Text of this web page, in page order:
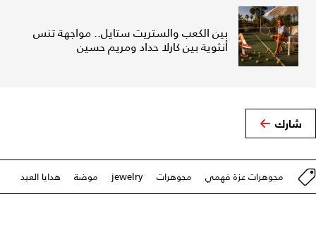
بين الكعب والستريت ستايل.. مواجهة تنس
أنثوية بين كارلا حداد ومريم حسين
شارك
مجوهرات عزة فهمي مجوهرات jewelry موضة هدايا العيد